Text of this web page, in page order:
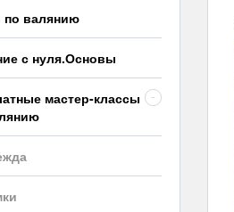
по валянию
с нуля.Основы
мастер-классы
-